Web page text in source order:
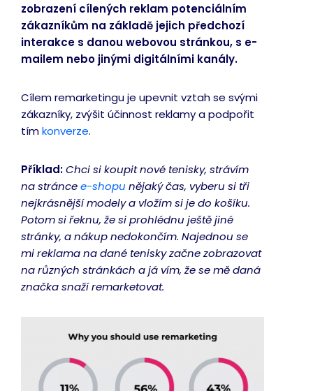
zobrazení cílených reklam potenciálním
zákazníkům na základě jejich předchozí
interakce s danou webovou stránkou, s e-
mailem nebo jinými digitálními kanály.
Cílem remarketingu je upevnit vztah se svými
zákazníky, zvýšit účinnost reklamy a podpořit
tímkonverze.
Příklad: Chci si koupit nové tenisky, strávím
na stráncee-shopu nějaký čas, vyberu si tři
nejkrásnější modely a vložím si je do košíku.
Potom si řeknu, že si prohlédnu ještě jiné
stránky, a nákup nedokončím. Najednou se
mi reklama na dané tenisky začne zobrazovat
na různých stránkách a já vím, že se mě daná
značka snaží remarketovat.